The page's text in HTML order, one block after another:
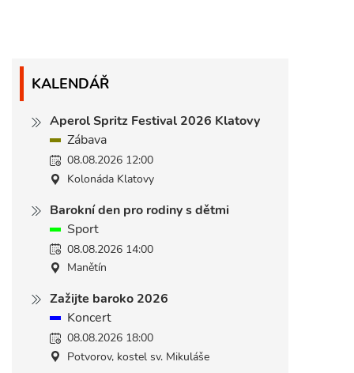
KALENDÁŘ
Aperol Spritz Festival 2026 Klatovy
Zábava
08.08.2026 12:00
Kolonáda Klatovy
Barokní den pro rodiny s dětmi
Sport
08.08.2026 14:00
Manětín
Zažijte baroko 2026
Koncert
08.08.2026 18:00
Potvorov, kostel sv. Mikuláše